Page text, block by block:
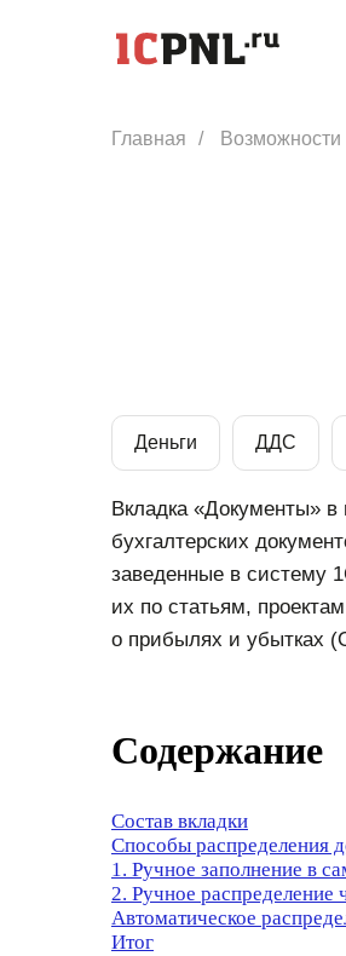
Главная / Возможности
Деньги ДДС
Вкладка «Документы»
бухгалтерских
заведенные в систему
их по статьям,
о прибылях и убытках
Содержание
Состав вкладки
Способы распределения
1. Ручное заполнение в
2. Ручное распределение
Автоматическое
Итог